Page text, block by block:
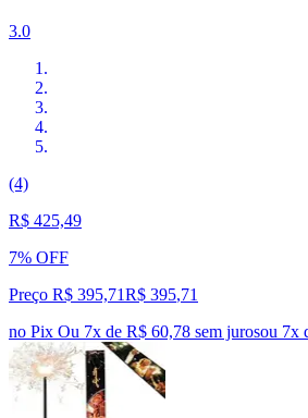
3.0
(4)
R$ 425,49
7% OFF
Preço R$ 395,71R$ 395,71
no Pix Ou 7x de R$ 60,78 sem jurosou 7x